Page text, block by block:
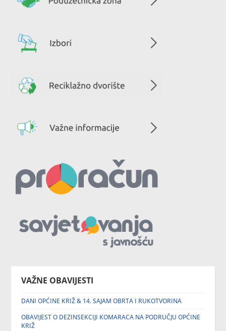
VAŽNE OBAVIJESTI
DANI OPĆINE KRIŽ & 14. SAJAM OBRTA I RUKOTVORINA
OBAVIJEST O DEZINSEKCIJI KOMARACA NA PODRUČJU OPĆINE
KRIŽ